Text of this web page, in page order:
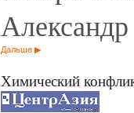
Дальше
Химический конфликт.